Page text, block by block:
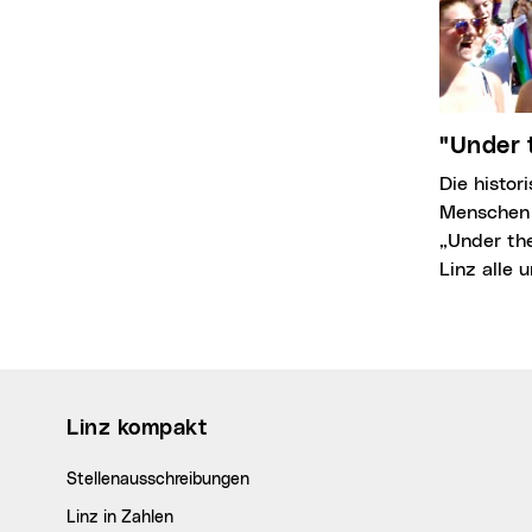
Die historische Kulisse des Linzer Hauptplatzes und die aufstrebenden und weltoffenen
„Under
Linz alle
Linz kompakt
Stellenausschreibungen
Linz in Zahlen